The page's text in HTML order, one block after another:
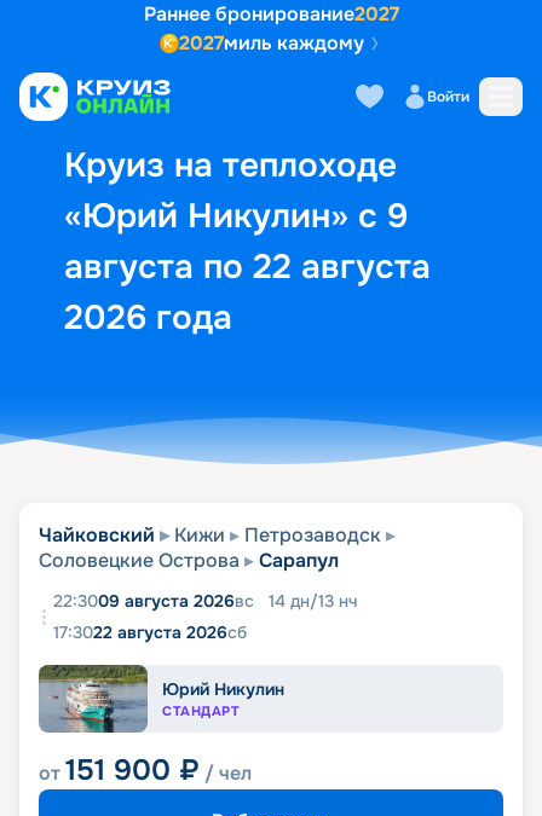
Раннее бронирование2027
2027миль каждому
Войти
Круиз на теплоходе
«Юрий Никулин» с 9
августа по 22 августа
2026 года
Выбор кают Маршрут и
Чайковский Кижи
Петрозаводск
Соловецкие Острова
Сарапул
22:3009 августа 2026вс 14 дн/13 нч
17:3022 августа 2026сб
Юрий Никулин
СТАНДАРТ
от151 900 ₽ / чел